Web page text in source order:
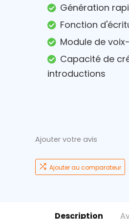
Génération
Fonction
Module de
Capacité de
introductions
Ajouter votre avis
Ajouter au comparateur
Description